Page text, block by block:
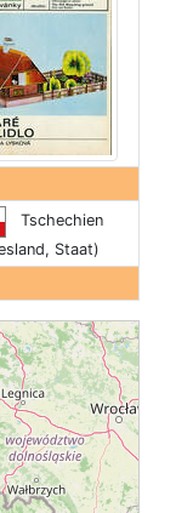
Tschechien
Staat)